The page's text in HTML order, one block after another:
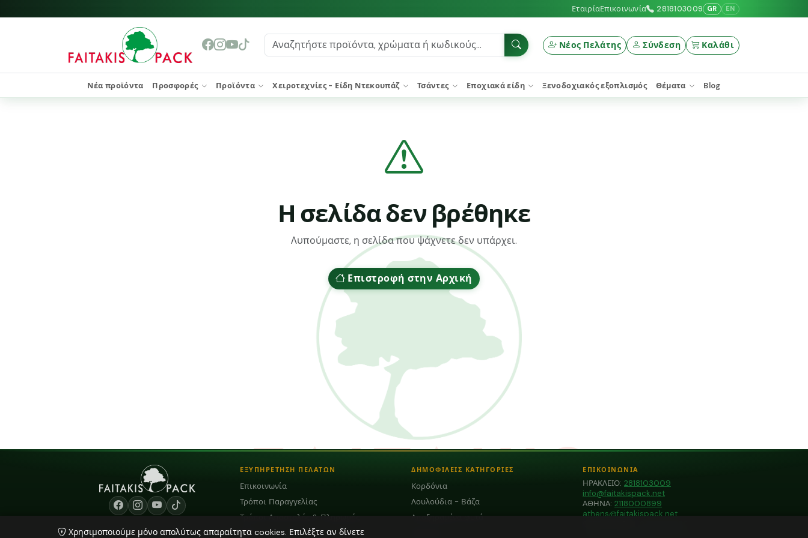
ΕταιρίαΕπικοινωνία 2818103009 GR EN
Νέος Πελάτης Σύνδεση Καλάθι
Νέα προϊόντα Προσφορές Προϊόντα Χειροτεχνίες - Είδη Ντεκουπάζ Τσάντες Εποχιακά είδη Ξενοδοχιακός εξοπλισμός Θέματα Blog
Η σελίδα δεν βρέθηκε
Λυπούμαστε, η σελίδα που ψάχνετε δεν υπάρχει.
Επιστροφή στην Αρχική
ΕΞΥΠΗΡΕΤΗΣΗ ΠΕΛΑΤΩΝ
Επικοινωνία
Τρόποι Παραγγελίας
Τρόποι Αποστολής & Πληρωμής
Blog
ΔΗΜΟΦΙΛΕΙΣ ΚΑΤΗΓΟΡΙΕΣ
Κορδόνια
Λουλούδια - Βάζα
Αποξηραμένα φυτά
ΕΠΙΚΟΙΝΩΝΙΑ
ΗΡΑΚΛΕΙΟ: 2818103009
info@faitakispack.net
ΑΘΗΝΑ: 2118000899
athens@faitakispack.net
Χρησιμοποιούμε μόνο απολύτως απαραίτητα cookies. Επιλέξτε αν δίνετε